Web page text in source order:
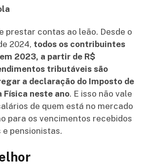
prestar contas ao leão. Desde o
2024, todos os contribuintes
2023, a partir de R$
tributáveis são
a declaração do Imposto de
Física neste ano. E isso não vale
de quem está no mercado
para os vencimentos recebidos
pensionistas.